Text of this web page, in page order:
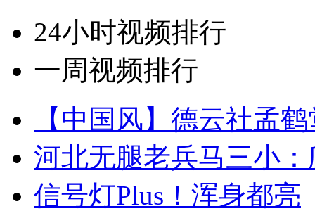
24小时视频排行
一周视频排行
【中国风】德云社孟
河北无腿老兵马三小
信号灯Plus！浑身都亮